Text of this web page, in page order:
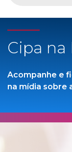
Cipa na
Acompanhe e
na mídia sobre